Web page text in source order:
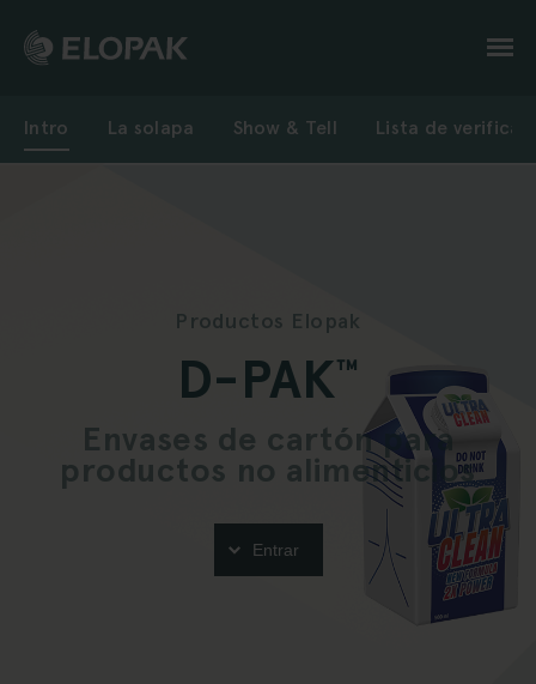
contenido
Products
second
Intro La solapa Show & Tell Lista de
Productos Elopak
D-PAK™
Envases de cartón para
productos no alimenticios
Entrar